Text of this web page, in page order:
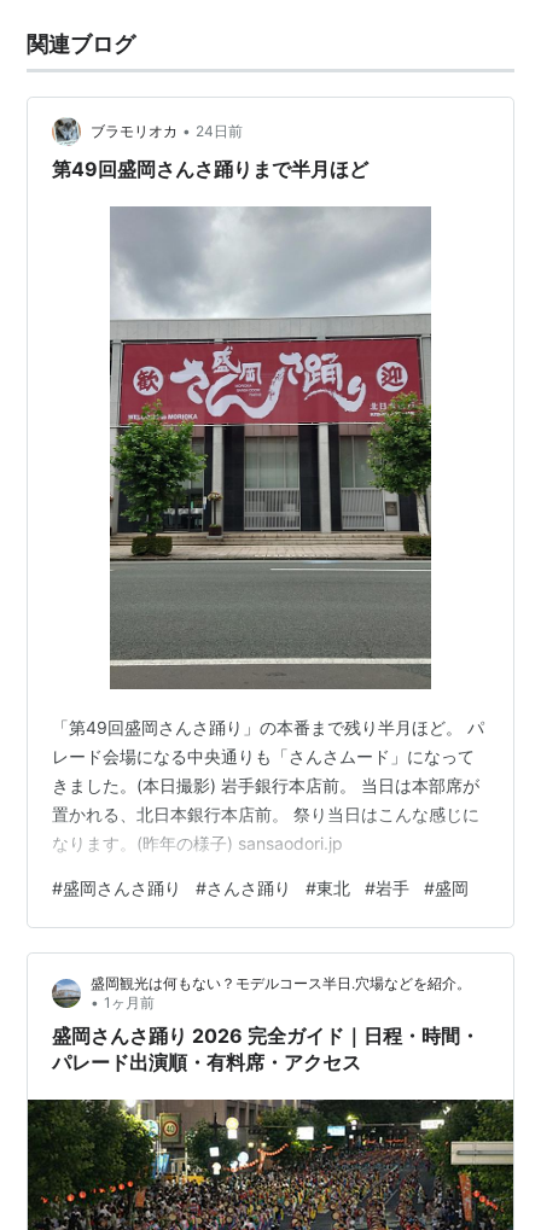
関連ブログ
ブラモリオカ • 24日前
第49回盛岡さんさ踊りまで半月ほど
「第49回盛岡さんさ踊り」の本番まで残り半月ほど。 パ
レード会場になる中央通りも「さんさムード」になって
きました。(本日撮影) 岩手銀行本店前。 当日は本部席が
置かれる、北日本銀行本店前。 祭り当日はこんな感じに
なります。(昨年の様子) sansaodori.jp
#盛岡さんさ踊り #さんさ踊り #東北 #岩手 #盛岡
盛岡観光は何もない？モデルコース半日.穴場などを紹介。
• 1ヶ月前
盛岡さんさ踊り 2026 完全ガイド｜日程・時間・
パレード出演順・有料席・アクセス